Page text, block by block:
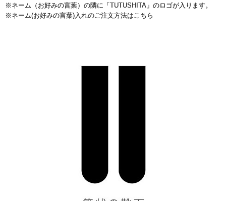
※ネーム（お好みの言葉）の隣に「TUTUSHITA」のロゴが入ります。
※ネーム(お好みの言葉)入れのご注文方法はこちら